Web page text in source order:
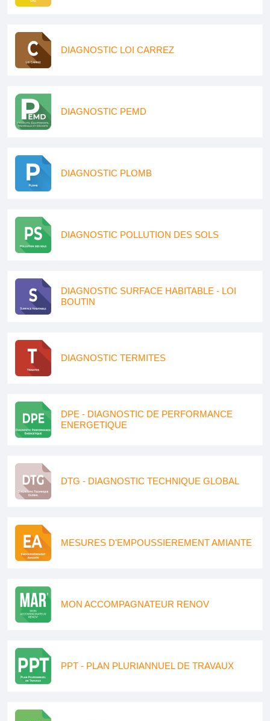
DIAGNOSTIC LOI CARREZ
DIAGNOSTIC PEMD
DIAGNOSTIC PLOMB
DIAGNOSTIC POLLUTION DES SOLS
DIAGNOSTIC SURFACE HABITABLE - LOI
BOUTIN
DIAGNOSTIC TERMITES
DPE - DIAGNOSTIC DE PERFORMANCE
ENERGETIQUE
DTG - DIAGNOSTIC TECHNIQUE GLOBAL
MESURES D'EMPOUSSIEREMENT AMIANTE
MON ACCOMPAGNATEUR RENOV
PPT - PLAN PLURIANNUEL DE TRAVAUX